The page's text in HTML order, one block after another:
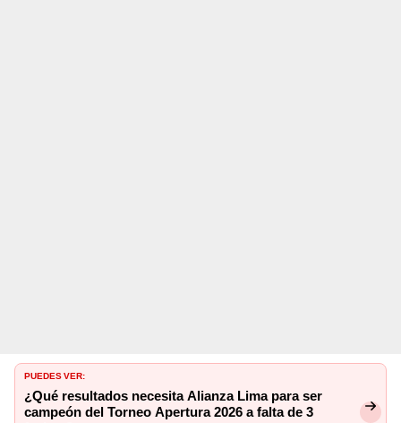
PUEDES VER:
¿Qué resultados necesita Alianza Lima para ser
campeón del Torneo Apertura 2026 a falta de 3